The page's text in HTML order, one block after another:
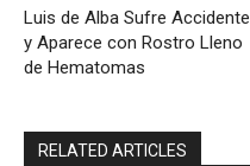
Luis de Alba Sufre Accidente
y Aparece con Rostro Lleno
de Hematomas
RELATED ARTICLES